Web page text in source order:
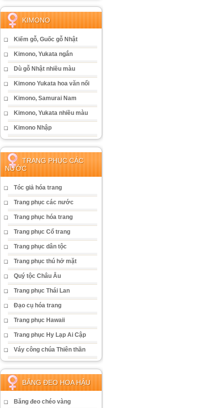
KIMONO
Kiếm gỗ, Guốc gỗ Nhật
Kimono, Yukata ngắn
Dù gỗ Nhật nhiều màu
Kimono Yukata hoa văn nổi
Kimono, Samurai Nam
Kimono, Yukata nhiều màu
Kimono Nhập
TRANG PHỤC CÁC
NƯỚC
Tóc giả hóa trang
Trang phục các nước
Trang phục hóa trang
Trang phục Cổ trang
Trang phục dân tộc
Trang phục thú hở mặt
Quý tộc Châu Âu
Trang phục Thái Lan
Đạo cụ hóa trang
Trang phục Hawaii
Trang phục Hy Lạp Ai Cập
Váy công chúa Thiên thần
BĂNG ĐEO HOA HẬU
Băng đeo chéo vàng